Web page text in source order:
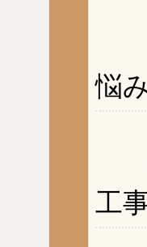
ま
悩み
考
工